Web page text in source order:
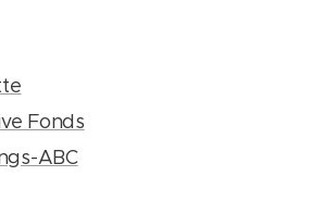
Fonds
ABC